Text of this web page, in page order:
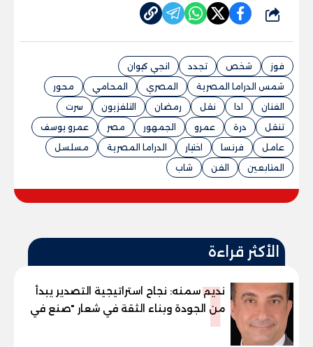
شارك
فوز شخص تجدد
انجي كيوان
شمس الدراما المصرية
المصري المحامي
محور
الفنان
ادا نقل رمضان التلفزيون
سرت
تنقل
درة عمرو الجمهور مصر
عمرو يوسف
عامل
فرنسا اختيار الدراما المصرية
مسلسل
المتابعين
الفن شاب
الأكثر قراءة
1
نديم سمنه: نجاح استراتيجية التصدير يبدأ
من الجودة وبناء الثقة في شعار "صنع في
مصر"